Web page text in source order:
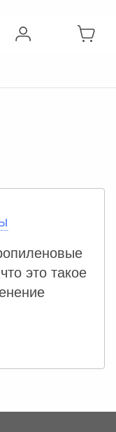
это такое